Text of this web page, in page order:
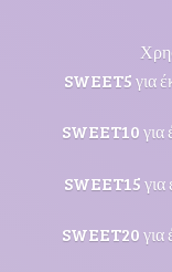
SWEET5 για
SWEET10 για
SWEET15 για
SWEET20 για